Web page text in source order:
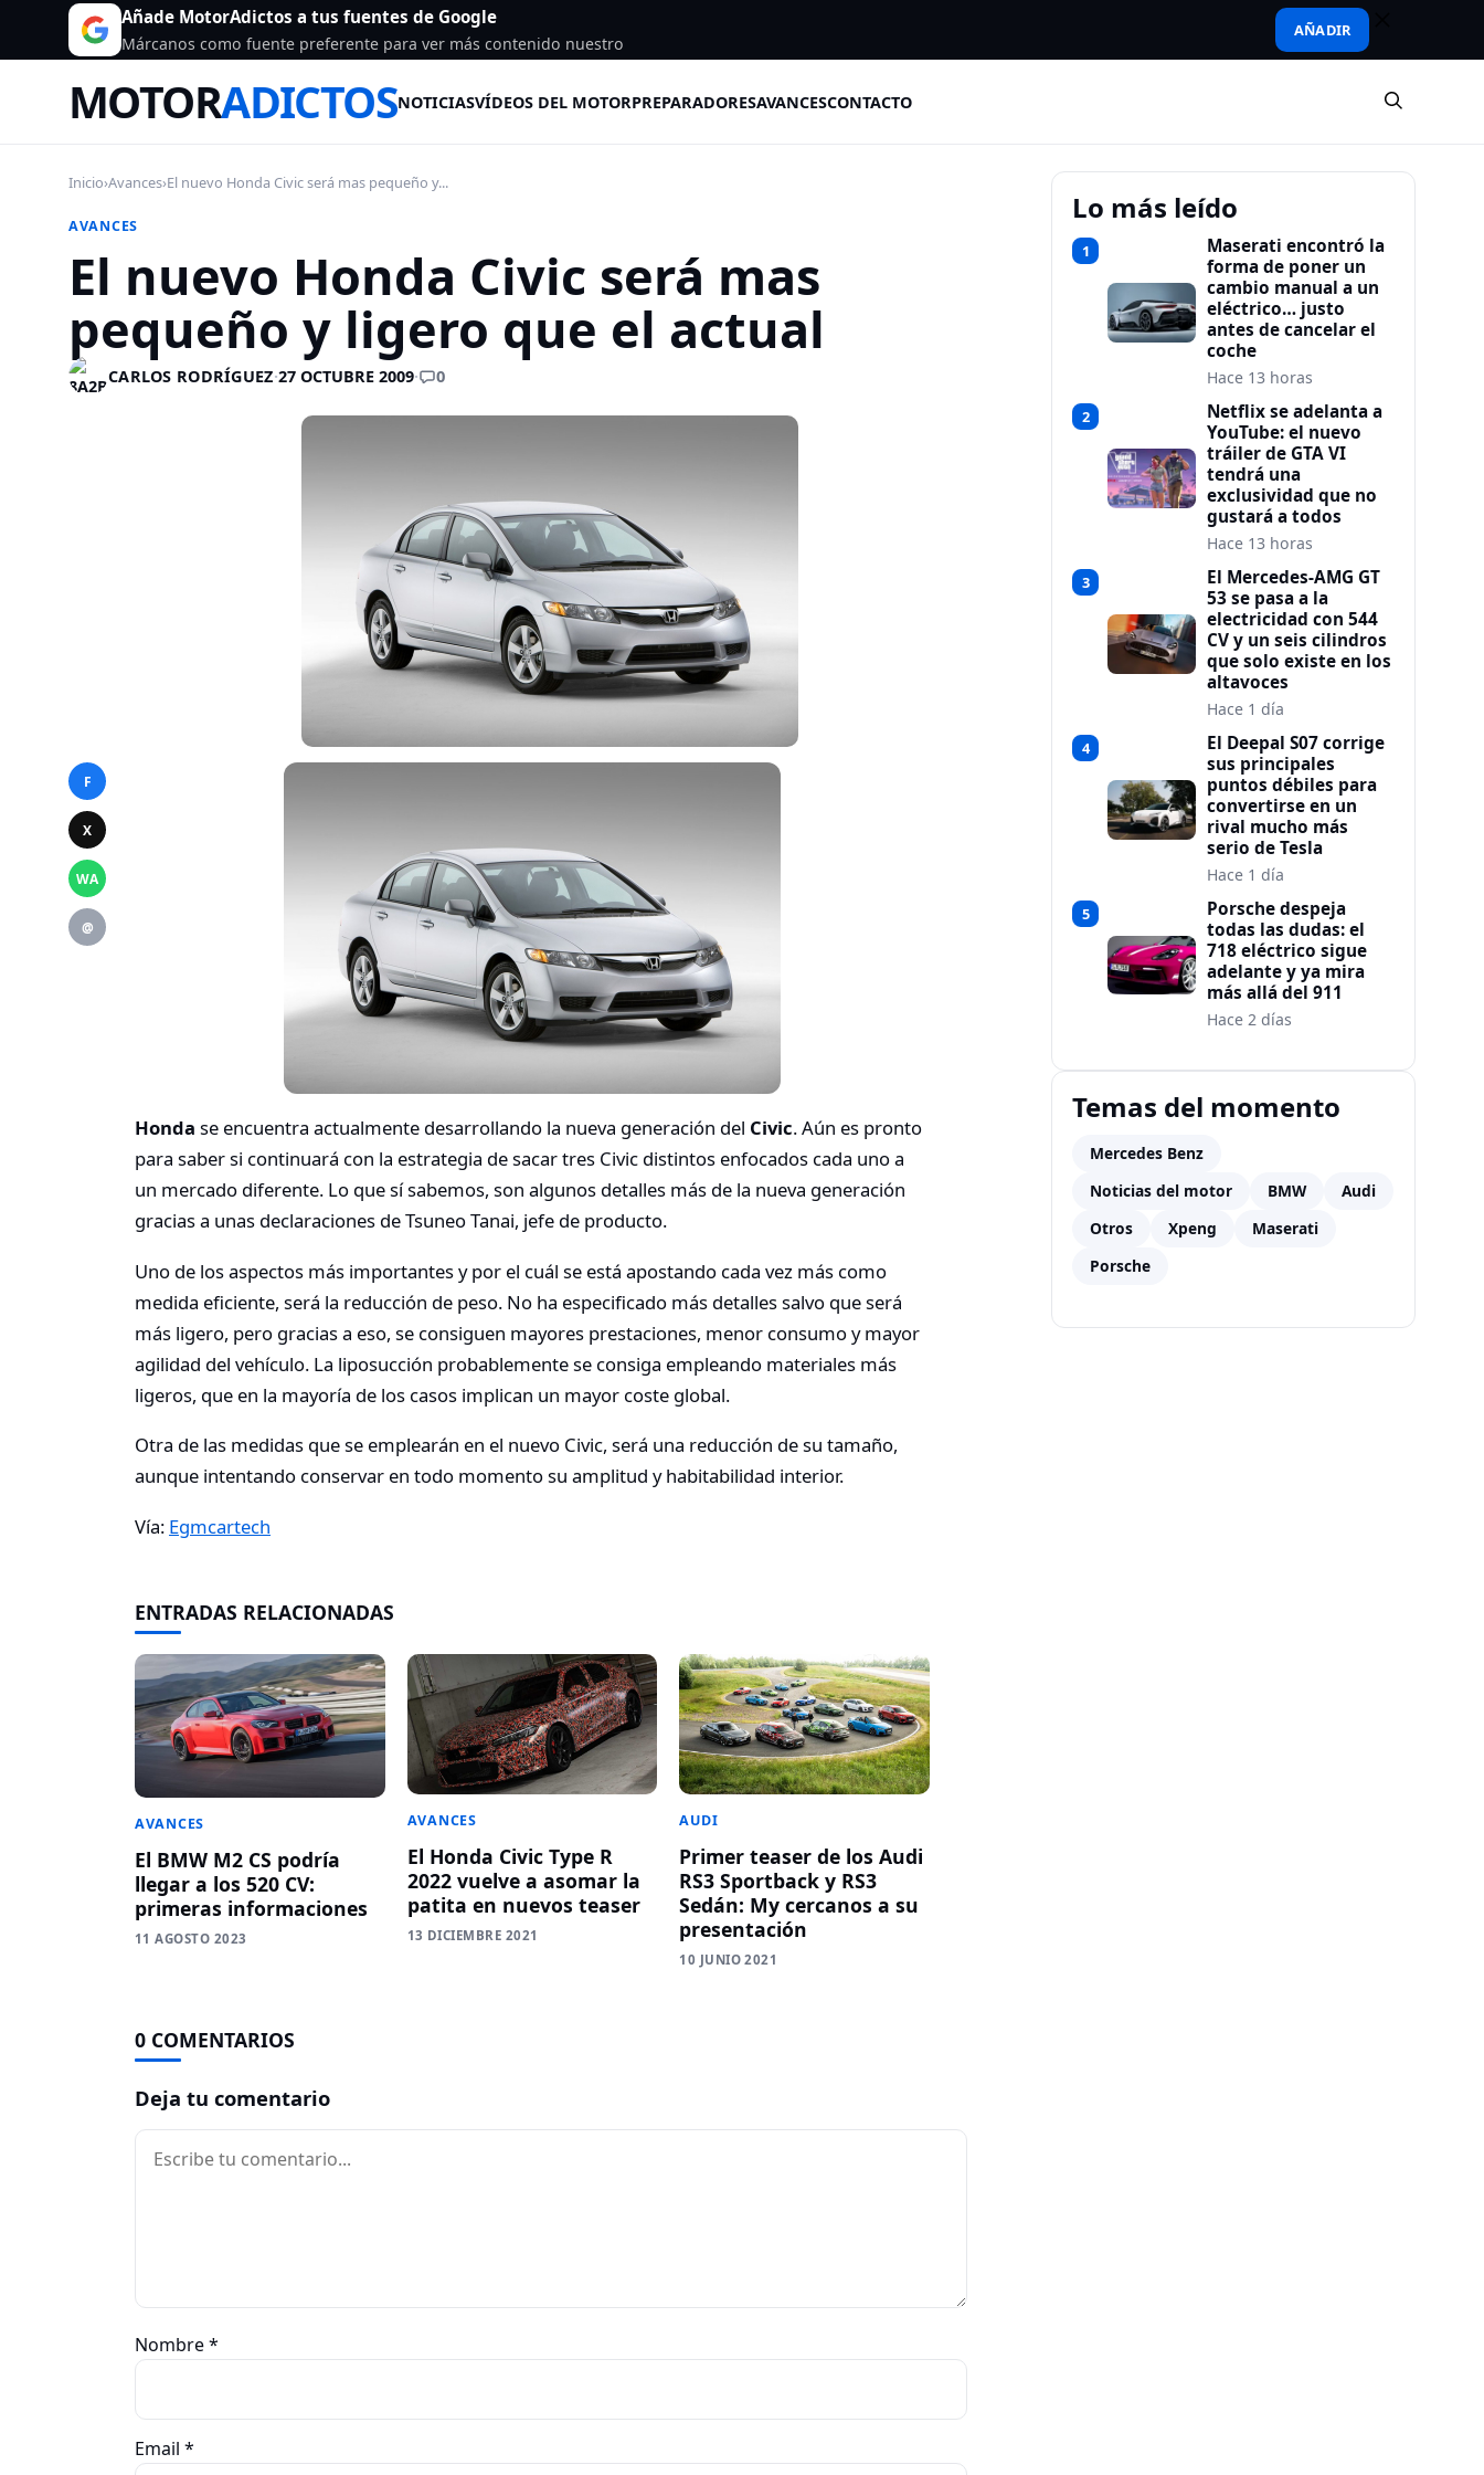
Añade MotorAdictos a tus fuentes de Google
Márcanos como fuente preferente para ver más contenido nuestro
AÑADIR
MOTORADICTOSNOTICIASVÍDEOS DEL MOTORPREPARADORESAVANCESCONTACTO
Inicio›Avances›El nuevo Honda Civic será mas pequeño y...
AVANCES
El nuevo Honda Civic será mas
pequeño y ligero que el actual
CARLOS RODRÍGUEZ·27 OCTUBRE 2009· 0
F
X
WA
@
Honda se encuentra actualmente desarrollando la nueva generación del Civic. Aún es pronto
para saber si continuará con la estrategia de sacar tres Civic distintos enfocados cada uno a
un mercado diferente. Lo que sí sabemos, son algunos detalles más de la nueva generación
gracias a unas declaraciones de Tsuneo Tanai, jefe de producto.
Uno de los aspectos más importantes y por el cuál se está apostando cada vez más como
medida eficiente, será la reducción de peso. No ha especificado más detalles salvo que será
más ligero, pero gracias a eso, se consiguen mayores prestaciones, menor consumo y mayor
agilidad del vehículo. La liposucción probablemente se consiga empleando materiales más
ligeros, que en la mayoría de los casos implican un mayor coste global.
Otra de las medidas que se emplearán en el nuevo Civic, será una reducción de su tamaño,
aunque intentando conservar en todo momento su amplitud y habitabilidad interior.
Vía: Egmcartech
ENTRADAS RELACIONADAS
AVANCES
El BMW M2 CS podría
llegar a los 520 CV:
primeras informaciones
11 AGOSTO 2023
AVANCES
El Honda Civic Type R
2022 vuelve a asomar la
patita en nuevos teaser
13 DICIEMBRE 2021
AUDI
Primer teaser de los Audi
RS3 Sportback y RS3
Sedán: My cercanos a su
presentación
10 JUNIO 2021
0 COMENTARIOS
Deja tu comentario
Comentario
Nombre*
Email *
Lo más leído
1
Maserati encontró la
forma de poner un
cambio manual a un
eléctrico… justo
antes de cancelar el
coche
Hace 13 horas
2
Netflix se adelanta a
YouTube: el nuevo
tráiler de GTA VI
tendrá una
exclusividad que no
gustará a todos
Hace 13 horas
3
El Mercedes-AMG GT
53 se pasa a la
electricidad con 544
CV y un seis cilindros
que solo existe en los
altavoces
Hace 1 día
4
El Deepal S07 corrige
sus principales
puntos débiles para
convertirse en un
rival mucho más
serio de Tesla
Hace 1 día
5
Porsche despeja
todas las dudas: el
718 eléctrico sigue
adelante y ya mira
más allá del 911
Hace 2 días
Temas del momento
Mercedes Benz
Noticias del motor
BMW
Audi
Otros
Xpeng
Maserati
Porsche